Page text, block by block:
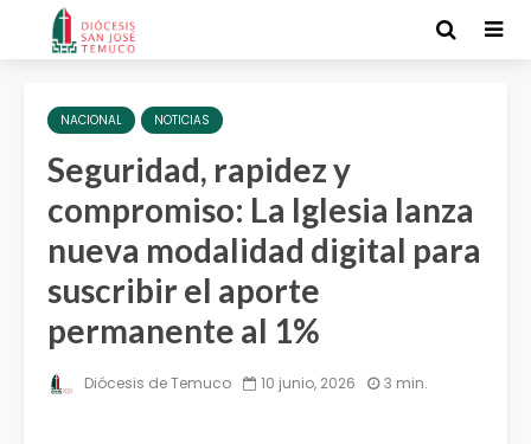
NACIONAL NOTICIAS
Seguridad, rapidez y
compromiso: La Iglesia lanza
nueva modalidad digital para
suscribir el aporte
permanente al 1%
Diócesis de Temuco 10 junio, 2026 3 min.